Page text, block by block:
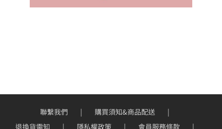
聯繫我們
購買須知&商品配送
退換貨需知
隱私權政策 會員服務條款